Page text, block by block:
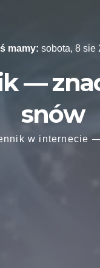
mamy: sobota, 8 sie
—
snów
w internecie